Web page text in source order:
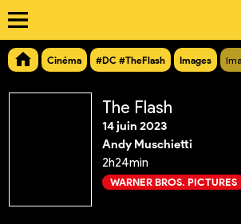
Cinéma #DC #TheFlash Images
The Flash
14 juin 2023
Andy Muschietti
2h24min
WARNER BROS. PICTURES